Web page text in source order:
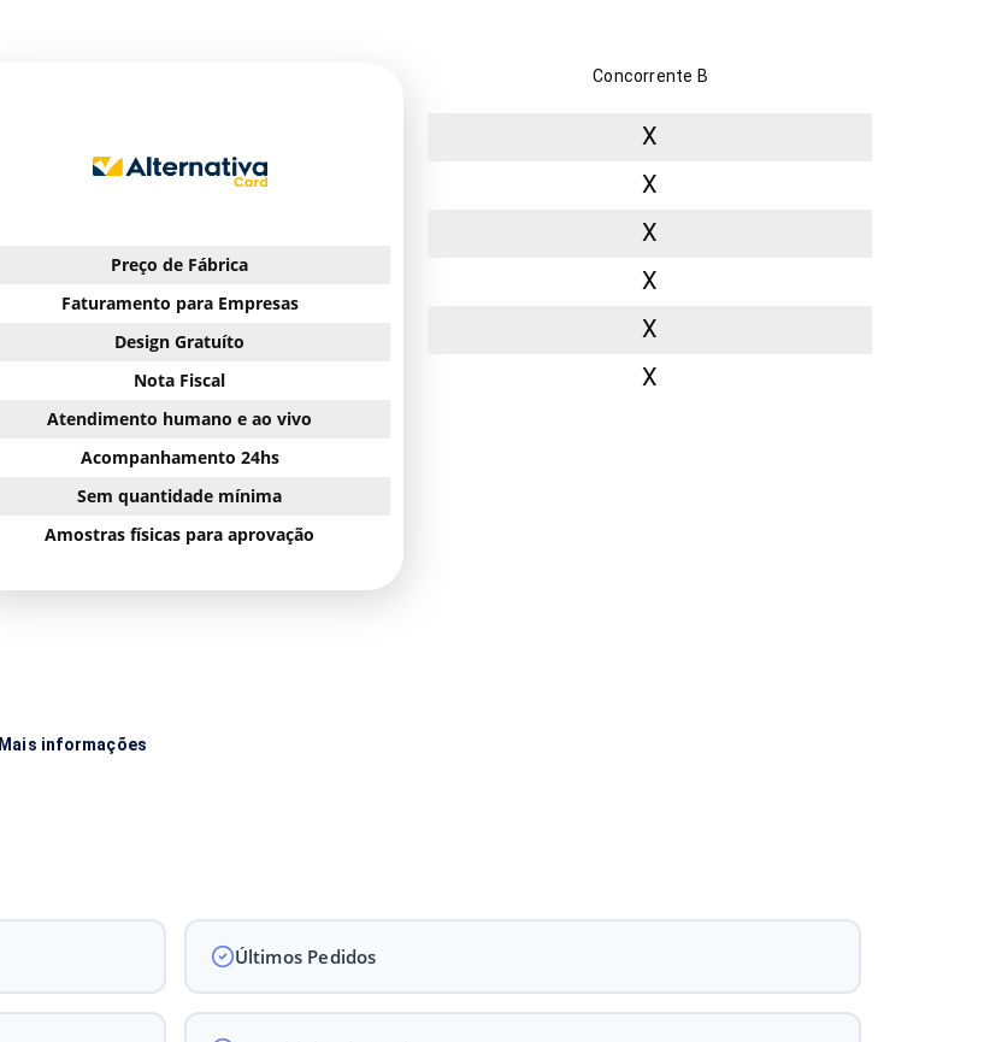
Preço de Fábrica
Faturamento para Empresas
Design Gratuíto
Nota Fiscal
Atendimento humano e ao vivo
Acompanhamento 24hs
Sem quantidade mínima
Amostras físicas para aprovação
Concorrente B
X
X
X
X
X
X
Mais informações
Últimos Pedidos